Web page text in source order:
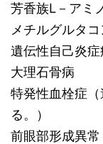
芳香族L－アミ
メチルグルタ
遺伝性自己炎症
大理石骨病
特発性血栓症
る。）
前眼部形成異常